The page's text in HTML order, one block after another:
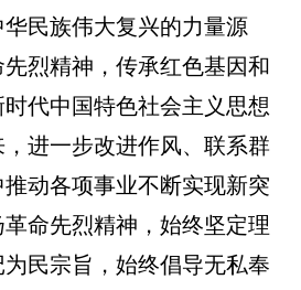
民族伟大复兴的力量源
烈精神，传承红色基因和
代中国特色社会主义思想
进一步改进作风、联系群
动各项事业不断实现新突
命先烈精神，始终坚定理
民宗旨，始终倡导无私奉